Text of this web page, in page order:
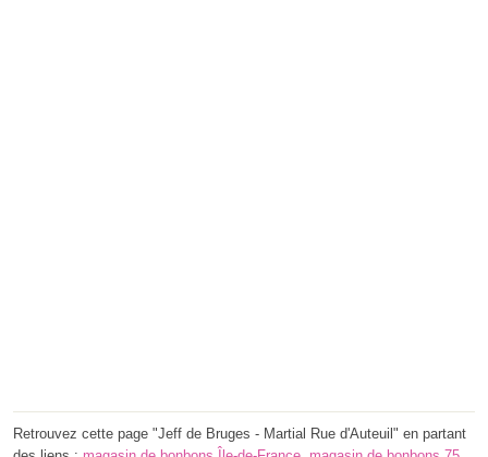
Retrouvez cette page "Jeff de Bruges - Martial Rue d'Auteuil" en partant